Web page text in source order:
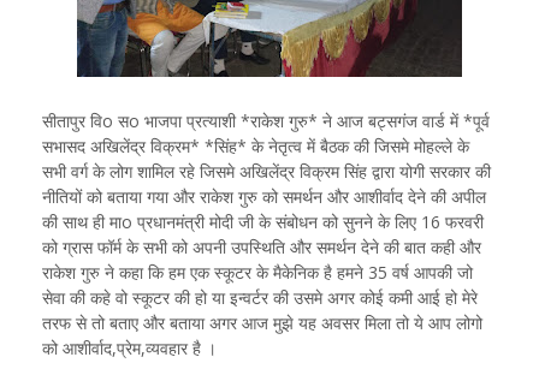
सीतापुर विo सo भाजपा प्रत्याशी *राकेश गुरु* ने आज बट्सगंज वार्ड में *पूर्व
सभासद अखिलेंद्र विक्रम* *सिंह* के नेतृत्व में बैठक की जिसमे मोहल्ले के
सभी वर्ग के लोग शामिल रहे जिसमे अखिलेंद्र विक्रम सिंह द्वारा योगी सरकार की
नीतियों को बताया गया और राकेश गुरु को समर्थन और आशीर्वाद देने की अपील
की साथ ही माo प्रधानमंत्री मोदी जी के संबोधन को सुनने के लिए 16 फरवरी
को ग्रास फॉर्म के सभी को अपनी उपस्थिति और समर्थन देने की बात कही और
राकेश गुरु ने कहा कि हम एक स्कूटर के मैकेनिक है हमने 35 वर्ष आपकी जो
सेवा की कहे वो स्कूटर की हो या इन्वर्टर की उसमे अगर कोई कमी आई हो मेरे
तरफ से तो बताए और बताया अगर आज मुझे यह अवसर मिला तो ये आप लोगो
को आशीर्वाद,प्रेम,व्यवहार है ।